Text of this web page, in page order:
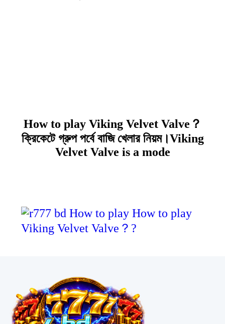
How to play Viking Velvet Valve？
ক্রিকেটে গ্রুপ পর্বে বাজি খেলার নিয়ম।Viking
Velvet Valve is a mode